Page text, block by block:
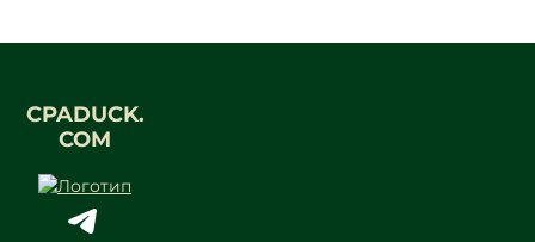
CPADUCK.
COM